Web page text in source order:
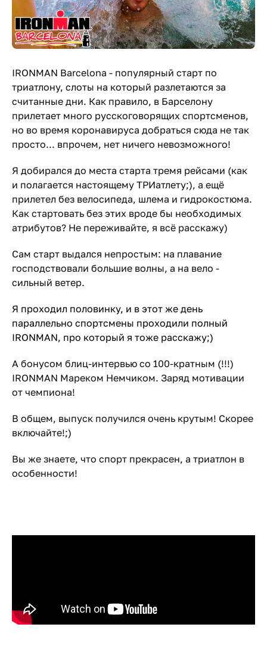
IRONMAN Barcelona - популярный старт по
триатлону, слоты на который разлетаются за
считанные дни. Как правило, в Барселону
прилетает много русскоговорящих спортсменов,
но во время коронавируса добраться сюда не так
просто... впрочем, нет ничего невозможного!
Я добирался до места старта тремя рейсами (как
и полагается настоящему ТРИатлету;), а ещё
прилетел без велосипеда, шлема и гидрокостюма.
Как стартовать без этих вроде бы необходимых
атрибутов? Не переживайте, я всё расскажу)
Сам старт выдался непростым: на плавание
господствовали большие волны, а на вело -
сильный ветер.
Я проходил половинку, и в этот же день
параллельно спортсмены проходили полный
IRONMAN, про который я тоже расскажу;)
А бонусом блиц-интервью со 100-кратным (!!!)
IRONMAN Мареком Немчиком. Заряд мотивации
от чемпиона!
В общем, выпуск получился очень крутым! Скорее
включайте!;)
Вы же знаете, что спорт прекрасен, а триатлон в
особенности!